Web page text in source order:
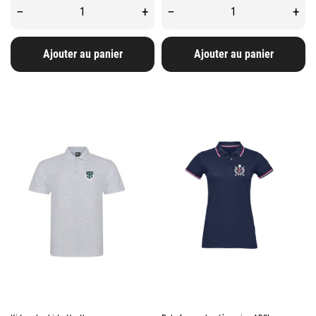
– +
Ajouter au panier
– +
Ajouter au panier